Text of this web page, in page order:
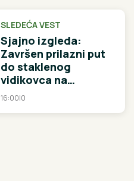
SLEDEĆA VEST
Sjajno izgleda:
Završen prilazni put
do staklenog
vidikovca na
Kablaru, meštani
16:00|0